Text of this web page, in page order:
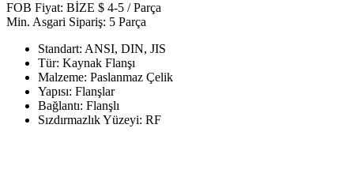
FOB Fiyat: BİZE $ 4-5 / Parça
Min. Asgari Sipariş: 5 Parça
Standart: ANSI, DIN, JIS
Tür: Kaynak Flanşı
Malzeme: Paslanmaz Çelik
Yapısı: Flanşlar
Bağlantı: Flanşlı
Sızdırmazlık Yüzeyi: RF